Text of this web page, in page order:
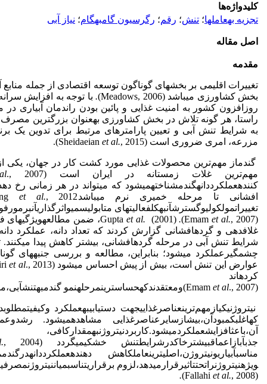
کلیدواژه‌ها
تجزیه به­عامل­ها؛ تنش؛ رقم؛ رگرسیون گام­به­گام؛ نیاز آبی
اصل مقاله
مقدمه
تغییرات اقلیمی بر بخش­های گوناگون توسعه اقتصادی از جمله
بخش کشاورزی می­باشد (Meadows, 2006)
. با توجه به افزایش
روزافزون کشور به امنیت غذایی و پائین بودن راندمان آبیاری در
راستا، هر گونه تلاش در بخش کشاورزی به­عنوان بزرگترین
به شرایط تنش آبی و تعیین پارامتر­های مرتبط برای تدوین یک
مزرعه، امری ضروری است (Sheidaeian
et al., 2015).
گندماز مهم‌ترین محصولات غذایی مورد کشت کار در جهان، یکی
مهم‌ترین غلات زمستانه در ایران است (Deihimfard., 2007)
کنندهعملکرددانهگندمشناختهمی­شود که می­تواند در هر زمانی
افشانی تا مرحله خمیری نرم می­باشدZhang
et al.
تغییراتمولکولیوگسترشآنبهکلفعالیت­های
(Emam
et al., 2007)
.
Gupta
et al.
(2001)، ضمن
غلاف­دهی و گرده­افشانی گزارش کردند که تعداد دانه، عملکرد
شرایط تنش آبی در مرحله گرده­افشانی، بیشتر کاهش پیدا
چشمگیرعملکرد می­شود؛ بنابراین، مطالعه و بررسی جنبه­های
عوارض این تنش است، بیش از پیش احساس می­شود (Amiri
et al., 2013)
کرده­اند
(Emam
et al., 2007)ومعتقدندکهحساس­ترینمرحلهنمو گندمبهتنشآبی،مرحلهزایشیمی­باشد (Mostafa
نیتروژنیکیازمهم‌ترینعناصر­غذاییجهت دستیابیبهعملکرد
کهاغلبکمبودآن،بیشازسایرعناصرغذایی مشاهدهمی­شود.
جذبآبازاعماقبیشترخاکدرشرایطتنش خشکیمی­گردد (Condon
مناسبآبیاریونیتروژن،اصلی­ترینعاملکاهش
ویژهنیتروژنراتحتتاثیرقرارمی­دهد،لزوم
(Fallahi
et al., 2008)
.